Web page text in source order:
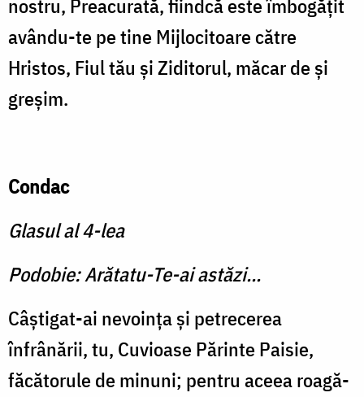
nostru, Preacurată, fiindcă este îmbogăţit
avându-te pe tine Mijlocitoare către
Hristos, Fiul tău şi Ziditorul, măcar de şi
greşim.
Condac
Glasul al 4-lea
Podobie: Arătatu-Te-ai astăzi...
Câştigat-ai nevoinţa şi petrecerea
înfrânării, tu, Cuvioase Părinte Paisie,
făcătorule de minuni; pentru aceea roagă-